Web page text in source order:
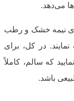
می‌دهد.
نیمه خشک و رطب
در کل، برای
که سالم، کاملاً
باشد.